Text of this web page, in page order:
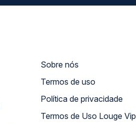
Sobre nós
Termos de uso
Política de privacidade
Termos de Uso Louge Vip